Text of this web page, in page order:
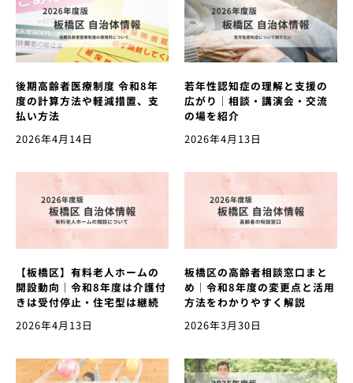
後期高齢者医療制度 令和8年
度の計算方法や軽減措置、支
払い方法
2026年4月14日
若年性認知症の理解と支援の
広がり｜相談・講演会・交流
の場を紹介
2026年4月13日
【板橋区】有料老人ホームの
開設動向｜令和8年度は介護付
きは受付停止・住宅型は継続
2026年4月13日
板橋区の高齢者相談窓口まと
め｜令和8年度の変更点と活用
方法をわかりやすく解説
2026年3月30日